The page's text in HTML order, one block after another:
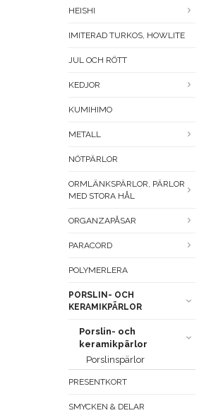
HEISHI
IMITERAD TURKOS, HOWLITE
JUL OCH RÖTT
KEDJOR
KUMIHIMO
METALL
NÖTPÄRLOR
ORMLÄNKSPÄRLOR, PÄRLOR
MED STORA HÅL
ORGANZAPÅSAR
PARACORD
POLYMERLERA
PORSLIN- OCH
KERAMIKPÄRLOR
Porslin- och
keramikpärlor
Porslinspärlor
PRESENTKORT
SMYCKEN & DELAR